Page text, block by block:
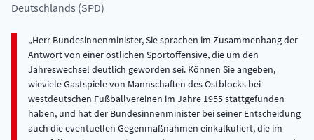
Deutschlands (SPD)
Herr Bundesinnenminister, Sie sprachen im Zusammenhang der
Antwort von einer östlichen Sportoffensive, die um den
Jahreswechsel deutlich geworden sei. Können Sie angeben,
wieviele Gastspiele von Mannschaften des Ostblocks bei
westdeutschen Fußballvereinen im Jahre 1955 stattgefunden
haben, und hat der Bundesinnenminister bei seiner Entscheidung
auch die eventuellen Gegenmaßnahmen einkalkuliert, die im